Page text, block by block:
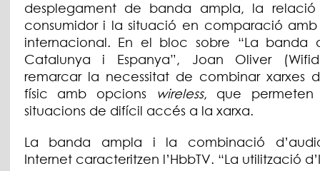
desplegament de banda ampla, la
consumidor i la situació en comparació
internacional. En el bloc sobre “La banda
Catalunya i Espanya”, Joan Oliver
remarcar la necessitat de combinar xarxes
físic amb opcions
wireless, que permeten
situacions de difícil accés a la xarxa.
La banda ampla i la combinació
Internet caracteritzen l’HbbTV. “La utilització